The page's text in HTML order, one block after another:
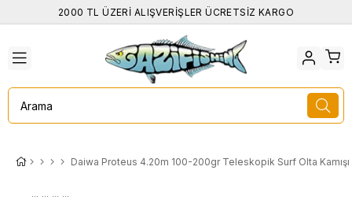
2000 TL ÜZERİ ALIŞVERİŞLER ÜCRETSİZ KARGO
Daiwa Proteus 4.20m 100-200gr Teleskopik Surf Olta Kamışı